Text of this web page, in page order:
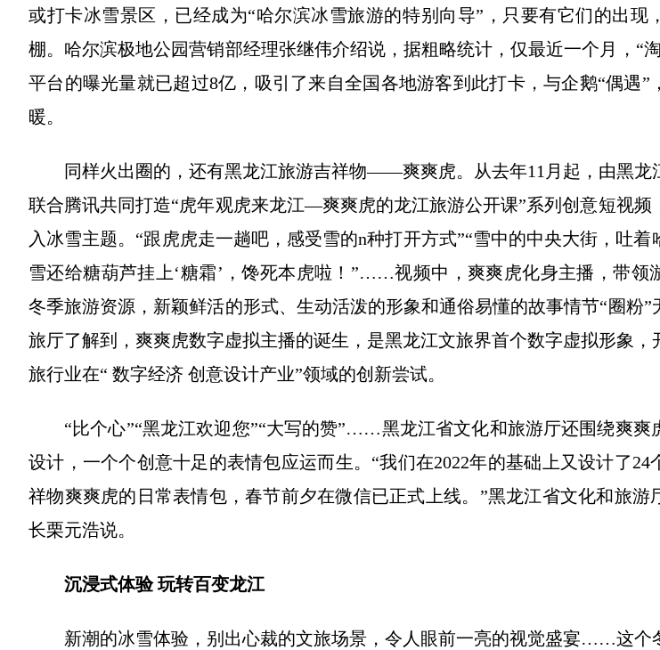
或打卡冰雪景区，已经成为“哈尔滨冰雪旅游的特别向导”，只要有它们的出现
棚。哈尔滨极地公园营销部经理张继伟介绍说，据粗略统计，仅最近一个月，“
平台的曝光量就已超过8亿，吸引了来自全国各地游客到此打卡，与企鹅“偶遇”
暖。
同样火出圈的，还有黑龙江旅游吉祥物——爽爽虎。从去年11月起，由黑龙
联合腾讯共同打造“虎年观虎来龙江—爽爽虎的龙江旅游公开课”系列创意短视频
入冰雪主题。“跟虎虎走一趟吧，感受雪的n种打开方式”“雪中的中央大街，吐着
雪还给糖葫芦挂上‘糖霜’，馋死本虎啦！”……视频中，爽爽虎化身主播，带领
冬季旅游资源，新颖鲜活的形式、生动活泼的形象和通俗易懂的故事情节“圈粉”
旅厅了解到，爽爽虎数字虚拟主播的诞生，是黑龙江文旅界首个数字虚拟形象，
旅行业在“ 数字经济 创意设计产业”领域的创新尝试。
“比个心”“黑龙江欢迎您”“大写的赞”……黑龙江省文化和旅游厅还围绕爽爽
设计，一个个创意十足的表情包应运而生。“我们在2022年的基础上又设计了24
祥物爽爽虎的日常表情包，春节前夕在微信已正式上线。”黑龙江省文化和旅游
长栗元浩说。
沉浸式体验 玩转百变龙江
新潮的冰雪体验，别出心裁的文旅场景，令人眼前一亮的视觉盛宴……这个